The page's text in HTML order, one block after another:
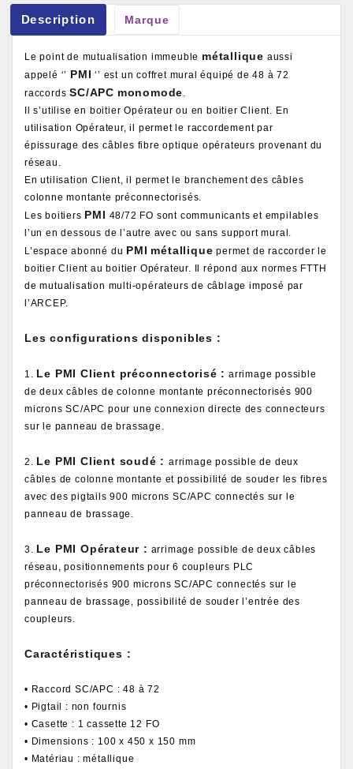
Description Marque
Le point de mutualisation immeuble métallique aussi
appelé ‘’ PMI ‘’ est un coffret mural équipé de 48 à 72
raccordsSC/APC monomode.
Il s’utilise en boitier Opérateur ou en boitier Client. En
utilisation Opérateur, il permet le raccordement par
épissurage des câbles fibre optique opérateurs provenant du
réseau.
En utilisation Client, il permet le branchement des câbles
colonne montante préconnectorisés.
Les boitiers PMI 48/72 FO sont communicants et empilables
l’un en dessous de l’autre avec ou sans support mural.
L’espace abonné du PMI métallique permet de raccorder le
boitier Client au boitier Opérateur. Il répond aux normes FTTH
de mutualisation multi-opérateurs de câblage imposé par
l’ARCEP.
Les configurations disponibles :
1. Le PMI Client préconnectorisé : arrimage possible
de deux câbles de colonne montante préconnectorisés 900
microns SC/APC pour une connexion directe des connecteurs
sur le panneau de brassage.
2. Le PMI Client soudé :arrimage possible de deux
câbles de colonne montante et possibilité de souder les fibres
avec des pigtails 900 microns SC/APC connectés sur le
panneau de brassage.
3. Le PMI Opérateur : arrimage possible de deux câbles
réseau, positionnements pour 6 coupleurs PLC
préconnectorisés 900 microns SC/APC connectés sur le
panneau de brassage, possibilité de souder l’entrée des
coupleurs.
Caractéristiques :
• Raccord SC/APC : 48 à 72
• Pigtail : non fournis
• Casette : 1 cassette 12 FO
• Dimensions : 100 x 450 x 150 mm
• Matériau : métallique